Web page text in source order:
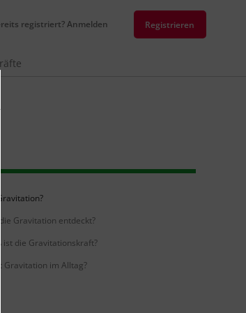
registriert? Anmelden Registrieren
die Gravitation entdeckt?
ist die Gravitationskraft?
Gravitation im Alltag?